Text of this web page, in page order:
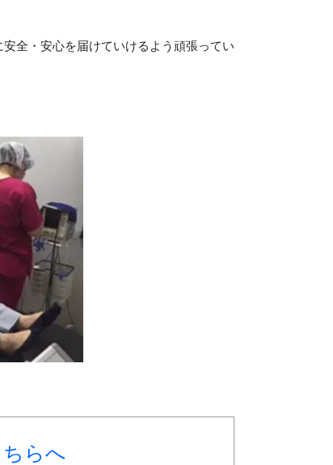
全・安心を届けていけるよう頑張ってい
らへ